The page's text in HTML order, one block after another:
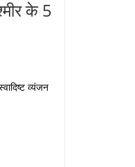
के 5
व्यंजन